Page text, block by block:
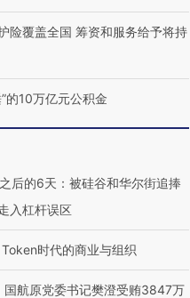
险覆盖全国 筹资和服务给予将持
”的10万亿元公积金
后的6天：被硅谷和华尔街追捧
入杠杆误区
时代的商业与组织
国航原党委书记樊澄受贿3847万